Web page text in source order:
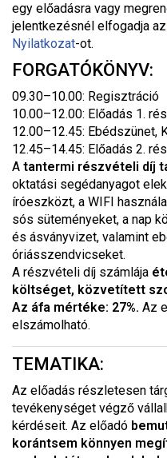
egy előadásra vagy
jelentkezésnél elfogadja az
Nyilatkozat-ot.
FORGATÓKÖNYV:
09.30–10.00: Regisztráció
10.00–12.00: Előadás 1.
12.00–12.45: Ebédszünet,
12.45–14.45: Előadás 2.
A tantermi részvételi díj
oktatási segédanyagot
íróeszközt, a WIFI
sós süteményeket, a nap
és ásványvizet, valamint
óriásszendvicseket.
A részvételi díj számlája
költséget, közvetített
Az áfa mértéke: 27%. Az
elszámolható.
TEMATIKA:
Az előadás részletesen
tevékenységet végző
kérdéseit. Az előadó
korántsem könnyen